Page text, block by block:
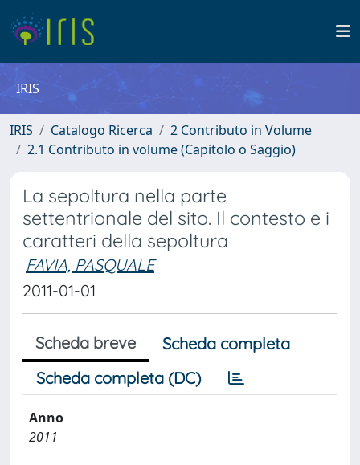
IRIS
IRIS Catalogo Ricerca
2 Contributo in Volume
2.1 Contributo in volume (Capitolo o Saggio)
La sepoltura nella parte
settentrionale del sito. Il contesto e i
caratteri della sepoltura
FAVIA, PASQUALE
2011-01-01
Scheda breve
Scheda completa
Scheda completa (DC)
Anno
2011